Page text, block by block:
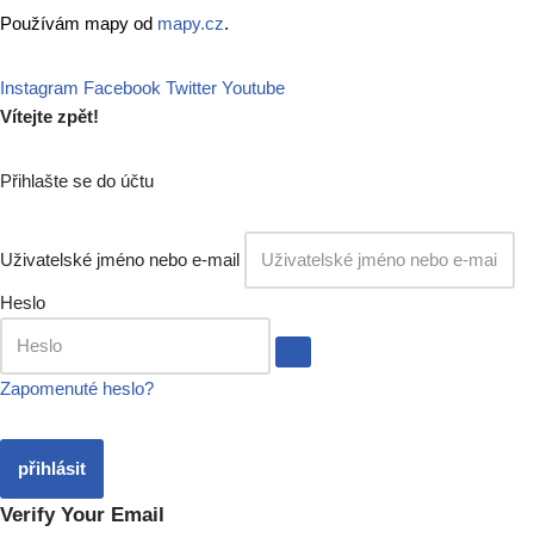
Používám mapy od mapy.cz.
Instagram Facebook Twitter Youtube
Vítejte zpět!
Přihlašte se do účtu
Uživatelské jméno nebo e-mail
Heslo
Zapomenuté heslo?
přihlásit
Verify Your Email